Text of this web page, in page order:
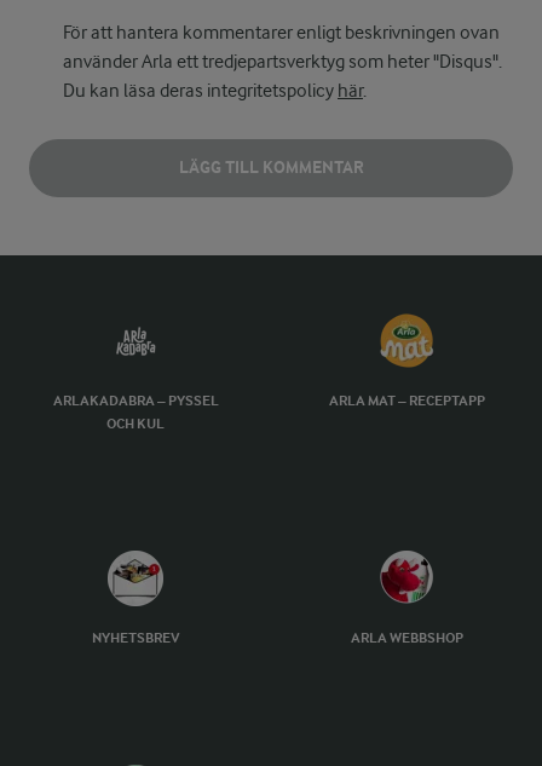
För att hantera kommentarer enligt beskrivningen ovan
använder Arla ett tredjepartsverktyg som heter "Disqus".
Du kan läsa deras integritetspolicy här.
LÄGG TILL KOMMENTAR
ARLAKADABRA – PYSSEL
OCH KUL
ARLA MAT – RECEPTAPP
NYHETSBREV ARLA WEBBSHOP